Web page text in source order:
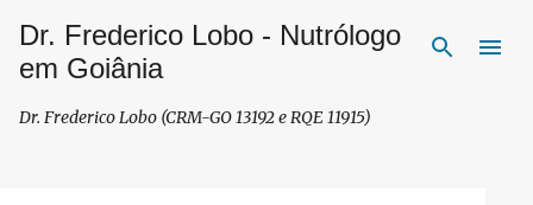
Pular para o conteúdo principal
Dr. Frederico Lobo - Nutrólogo
em Goiânia
Dr. Frederico Lobo (CRM-GO 13192 e RQE 11915)